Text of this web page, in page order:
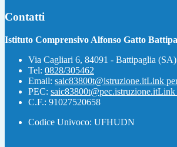
Contatti
Istituto Comprensivo Alfonso Gatto
Via Cagliari 6, 84091 - Battipaglia (SA)
Tel: 0828/305462
Email: saic83800t@istruzione.itLink
PEC: saic83800t@pec.istruzione.itLink
C.F.: 91027520658
Codice Univoco: UFHUDN